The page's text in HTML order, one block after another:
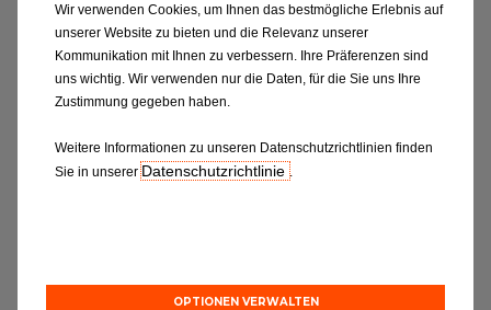
Wir verwenden Cookies, um Ihnen das bestmögliche Erlebnis auf
unserer Website zu bieten und die Relevanz unserer
Kommunikation mit Ihnen zu verbessern. Ihre Präferenzen sind
uns wichtig. Wir verwenden nur die Daten, für die Sie uns Ihre
Zustimmung gegeben haben.
Weitere Informationen zu unseren Datenschutzrichtlinien finden
Sie in unsererDatenschutzrichtlinie .
OPTIONEN VERWALTEN